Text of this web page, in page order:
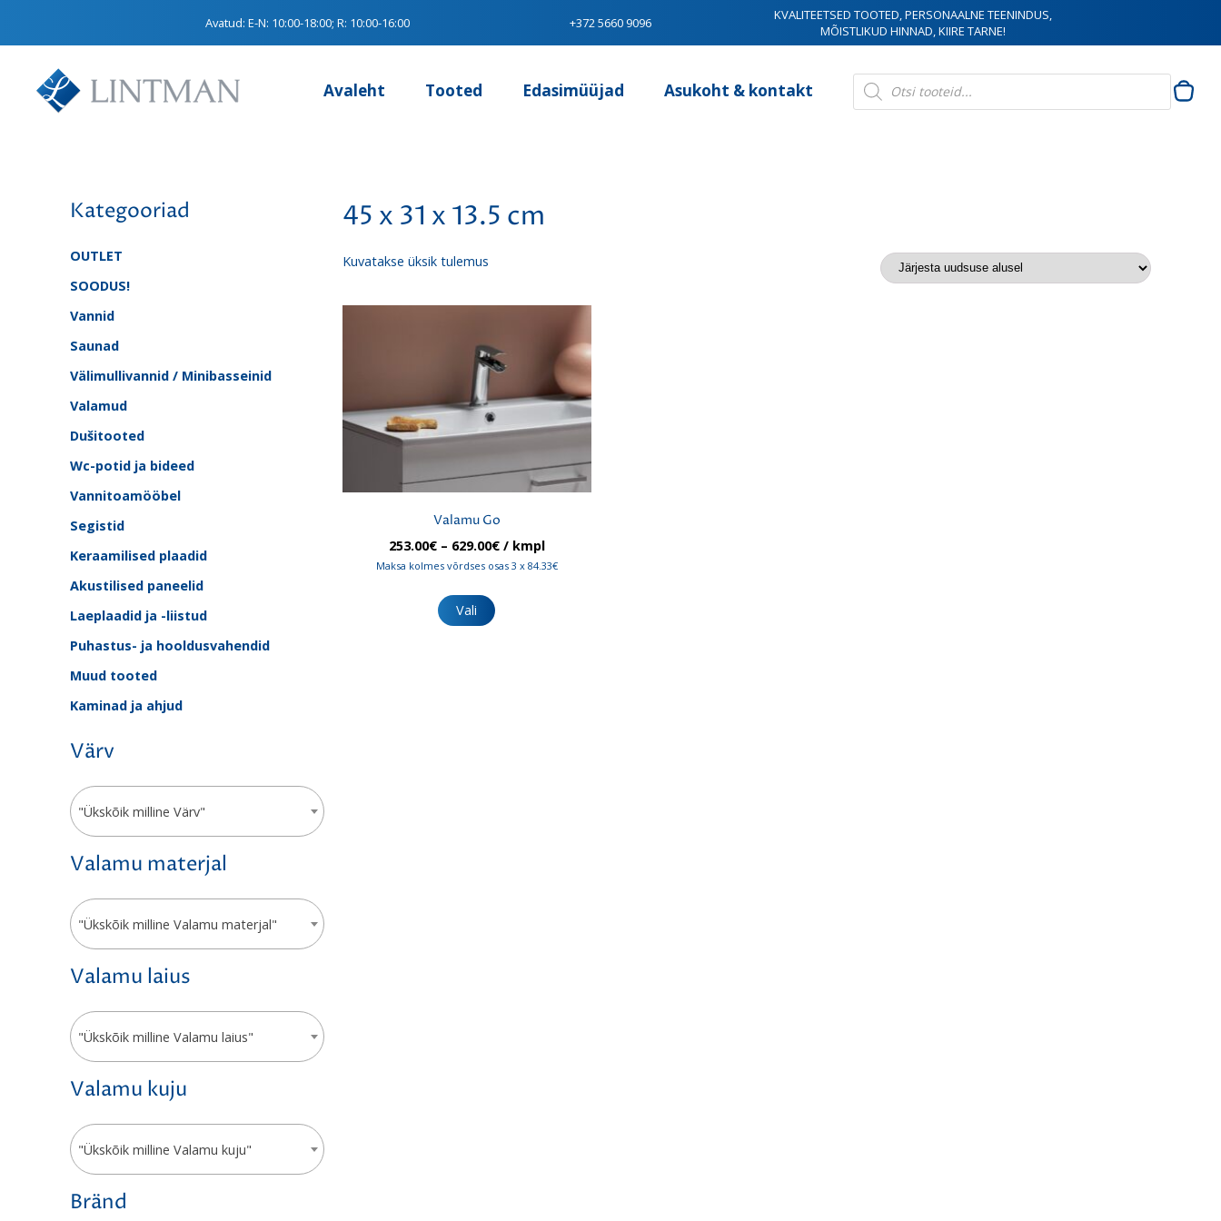
Avatud:E-N: 10:00-18:00; R: 10:00-16:00 +372 5660 9096
KVALITEETSED TOOTED, PERSONAALNE TEENINDUS,
MÕISTLIKUD HINNAD, KIIRE TARNE!
Avaleht Tooted Edasimüüjad Asukoht & kontakt
Products
search
Kategooriad
OUTLET
SOODUS!
Vannid
Saunad
Välimullivannid / Minibasseinid
Valamud
Dušitooted
Wc-potid ja bideed
Vannitoamööbel
Segistid
Keraamilised plaadid
Akustilised paneelid
Laeplaadid ja -liistud
Puhastus- ja hooldusvahendid
Muud tooted
Kaminad ja ahjud
Värv
"Ükskõik milline Värv"
Valamu materjal
"Ükskõik milline Valamu materjal"
Valamu laius
"Ükskõik milline Valamu laius"
Valamu kuju
"Ükskõik milline Valamu kuju"
Bränd
45 x 31 x 13.5 cm
Kuvatakse üksik tulemus
Valamu Go
253.00€ – 629.00€Hinnavahemik:
253.00€
/ kmpl
Maksa kolmes võrdses osas 3 x 84.33€
Vali
tootel